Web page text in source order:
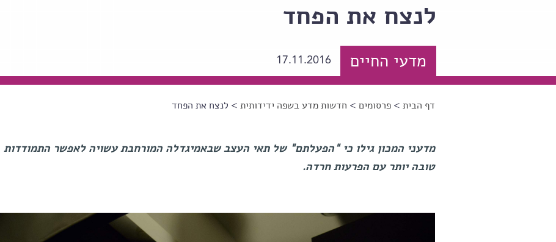
לנצח את הפחד
מדעי החיים 17.11.2016
הינך נמצא כאן
דף הבית >פרסומים > חדשות מדע בשפה ידידותית > לנצח את הפחד
מדעני המכון גילו כי "הפעלתם" של תאי העצב שבאמיגדלה המורחבת עשויה לאפשר התמודדות
טובה יותר עם הפרעות חרדה.